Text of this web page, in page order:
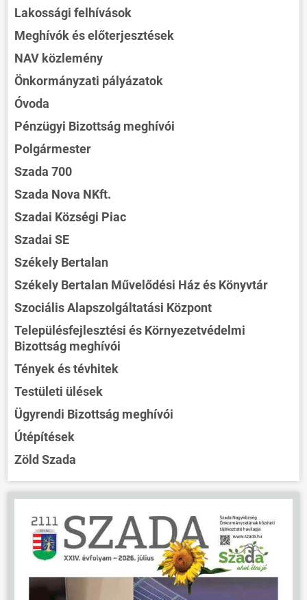
Lakossági felhívások
Meghívók és előterjesztések
NAV közlemény
Önkormányzati pályázatok
Óvoda
Pénzügyi Bizottság meghívói
Polgármester
Szada 700
Szada Nova NKft.
Szadai Községi Piac
Szadai SE
Székely Bertalan
Székely Bertalan Művelődési Ház és Könyvtár
Szociális Alapszolgáltatási Központ
Településfejlesztési és Környezetvédelmi
Bizottság meghívói
Tények és tévhitek
Testületi ülések
Ügyrendi Bizottság meghívói
Útépítések
Zöld Szada